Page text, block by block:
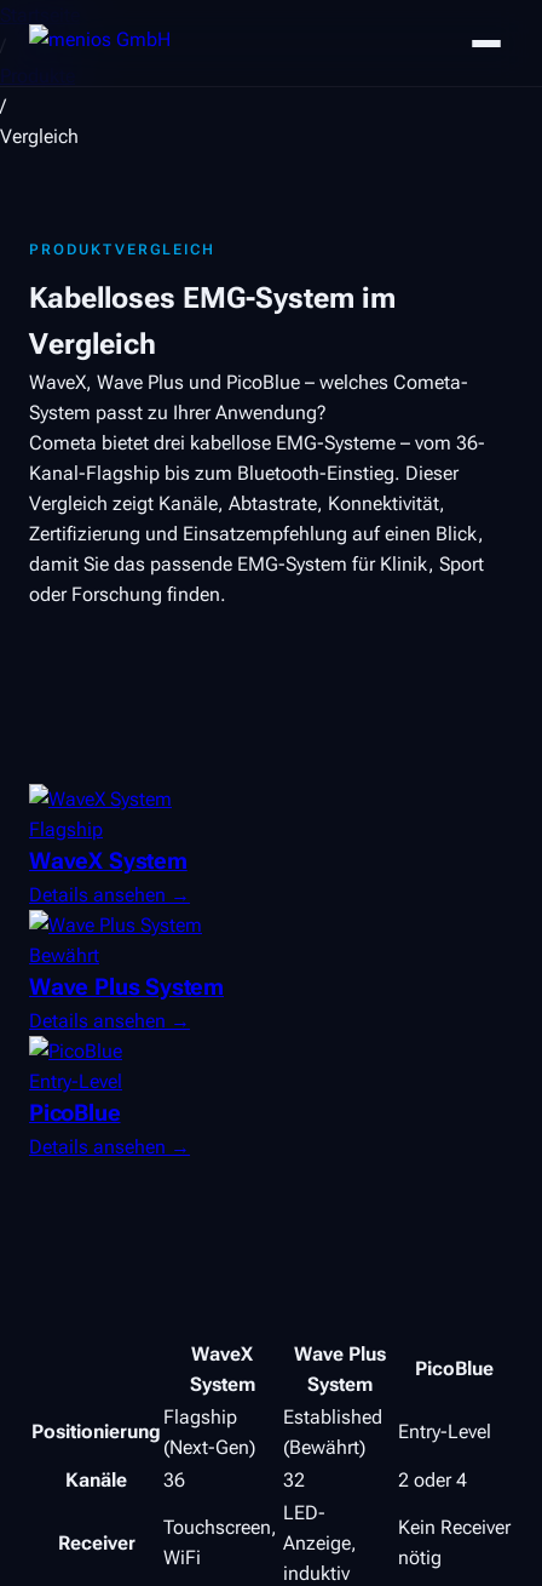
Startseite
/
Vergleich
PRODUKTVERGLEICH
Kabelloses EMG-System im
Vergleich
WaveX, Wave Plus und PicoBlue – welches Cometa-
System passt zu Ihrer Anwendung?
Cometa bietet drei kabellose EMG-Systeme – vom 36-
Kanal-Flagship bis zum Bluetooth-Einstieg. Dieser
Vergleich zeigt Kanäle, Abtastrate, Konnektivität,
Zertifizierung und Einsatzempfehlung auf einen Blick,
damit Sie das passende EMG-System für Klinik, Sport
oder Forschung finden.
Flagship
WaveX System
Details ansehen →
Bewährt
Wave Plus System
Details ansehen →
Entry-Level
PicoBlue
Details ansehen →
Merkmale im Überblick
WaveX
System
Wave Plus
System
PicoBlue
Positionierung
Flagship
(Next-Gen)
Established
(Bewährt)
Entry-Level
Kanäle 36 32 2 oder 4
Receiver
Touchscreen,
WiFi
LED-
Anzeige,
induktiv
Kein Receiver
nötig